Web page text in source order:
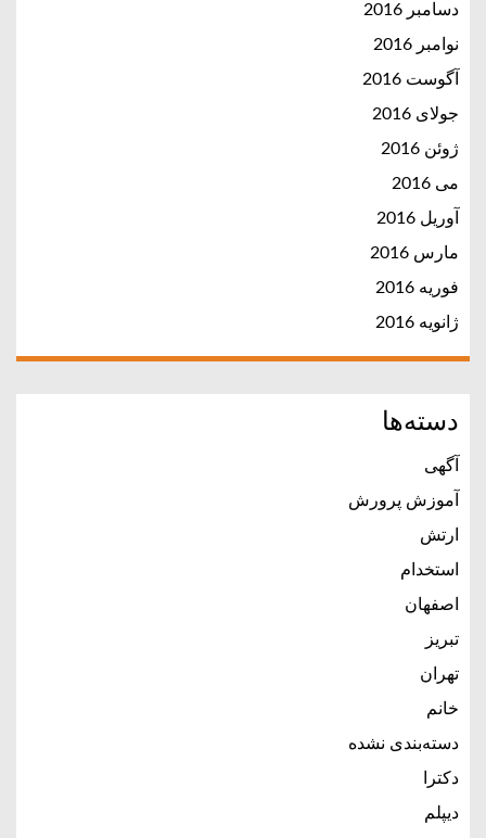
دسامبر 2016
نوامبر 2016
آگوست 2016
جولای 2016
ژوئن 2016
می 2016
آوریل 2016
مارس 2016
فوریه 2016
ژانویه 2016
دسته‌ها
آگهی
آموزش پرورش
ارتش
استخدام
اصفهان
تبریز
تهران
خانم
دسته‌بندی نشده
دکترا
دیپلم